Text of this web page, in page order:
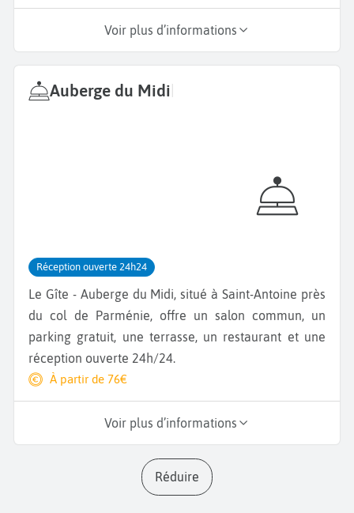
Voir plus d’informations
Auberge du Midi
Réception ouverte 24h24
Le Gîte - Auberge du Midi, situé à Saint-Antoine près
du col de Parménie, offre un salon commun, un
parking gratuit, une terrasse, un restaurant et une
réception ouverte 24h/24.
À partir de 76€
Voir plus d’informations
Réduire